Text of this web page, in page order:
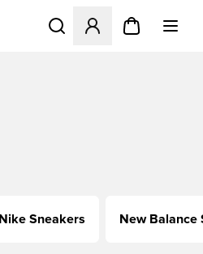
Ανοίγει ένα Modal για να
Nike Sneakers New Balance